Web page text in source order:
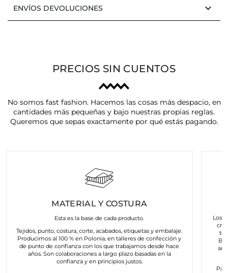
ENVÍOS DEVOLUCIONES keyboard_arrow_down
PRECIOS SIN CUENTOS
No somos fast fashion. Hacemos las cosas más despacio, en
cantidades más pequeñas y bajo nuestras propias reglas.
Queremos que sepas exactamente por qué estás pagando.
MATERIAL Y COSTURA
Esta es la base de cada producto.
Tejidos, punto, costura, corte, acabados, etiquetas y embalaje.
Producimos al 100 % en Polonia, en talleres de confección y
de punto de confianza con los que trabajamos desde hace
años. Son colaboraciones a largo plazo basadas en la
confianza y en principios justos.
Los